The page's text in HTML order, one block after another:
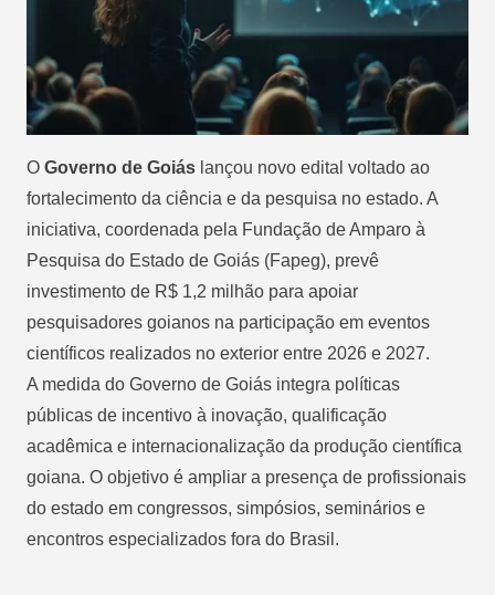
O Governo de Goiás lançou novo edital voltado ao
fortalecimento da ciência e da pesquisa no estado. A
iniciativa, coordenada pela Fundação de Amparo à
Pesquisa do Estado de Goiás (Fapeg), prevê
investimento de R$ 1,2 milhão para apoiar
pesquisadores goianos na participação em eventos
científicos realizados no exterior entre 2026 e 2027.
A medida do Governo de Goiás integra políticas
públicas de incentivo à inovação, qualificação
acadêmica e internacionalização da produção científica
goiana. O objetivo é ampliar a presença de profissionais
do estado em congressos, simpósios, seminários e
encontros especializados fora do Brasil.